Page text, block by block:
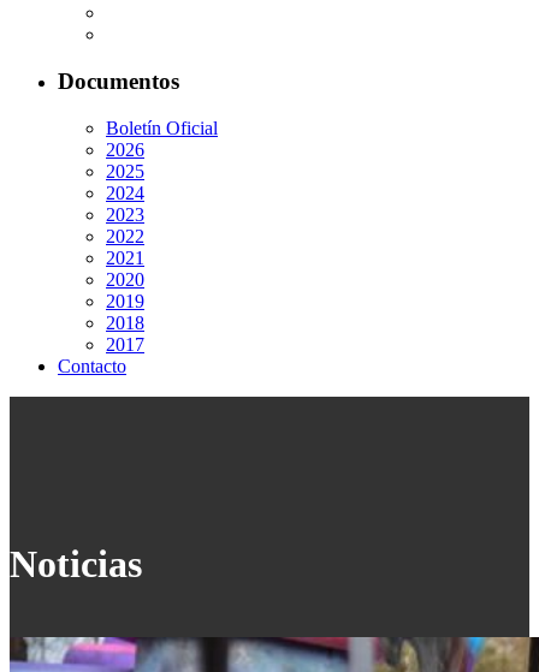
Documentos
Boletín Oficial
2026
2025
2024
2023
2022
2021
2020
2019
2018
2017
Contacto
Noticias